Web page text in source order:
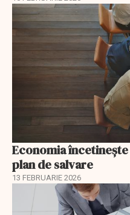
Economia
plan de salvare
13 FEBRUARIE 2026